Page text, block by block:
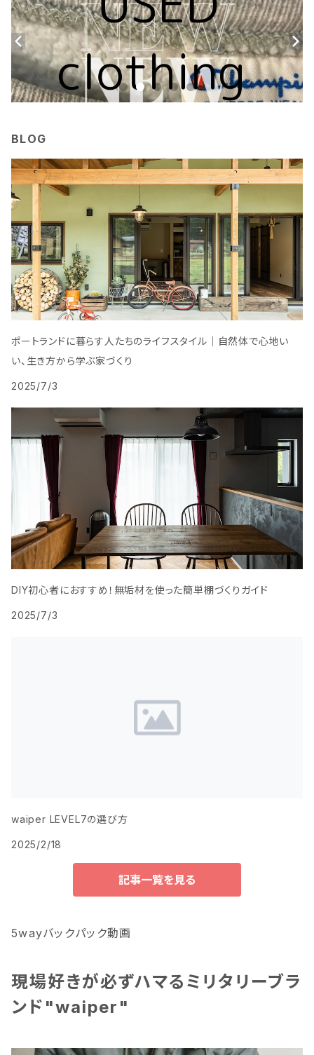
BLOG
ポートランドに暮らす人たちのライフスタイル｜自然体で心地い
い、生き方から学ぶ家づくり
2025/7/3
DIY初心者におすすめ！無垢材を使った簡単棚づくりガイド
2025/7/3
waiper LEVEL7の選び方
2025/2/18
記事一覧を見る
5wayバックパック動画
現場好きが必ずハマるミリタリーブラ
ンド"waiper"